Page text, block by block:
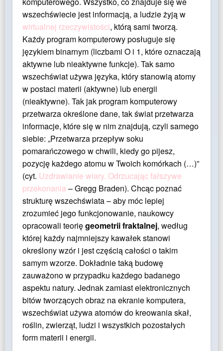
wszechświecie jest informacją, a ludzie żyją w
wirtualnej rzeczywistości, którą sami tworzą.
Każdy program komputerowy posługuje się
językiem binarnym (liczbami O i 1, które oznaczają
aktywne lub nieaktywne funkcje). Tak samo
wszechświat używa języka, który stanowią atomy
w postaci materii (aktywne) lub energii
(nieaktywne). Tak jak program komputerowy
przetwarza określone dane, tak świat przetwarza
informacje, które się w nim znajdują, czyli samego
siebie: „Przetwarza przepływ soku
pomarańczowego w chwili, kiedy go pijesz,
pozycję każdego atomu w Twoich komórkach (…)”
(cyt. Uzdrawianie wiary. Odrzucając fałszywe
przekonania– Gregg Braden). Chcąc poznać
strukturę wszechświata – aby móc lepiej
zrozumieć jego funkcjonowanie, naukowcy
opracowali teorięgeometrii fraktalnej, według
której każdy najmniejszy kawałek stanowi
określony wzór i jest częścią całości o takim
samym wzorze. Dokładnie taką budowę
zauważono w przypadku każdego badanego
aspektu natury. Jednak zamiast elektronicznych
bitów tworzących obraz na ekranie komputera,
wszechświat używa atomów do kreowania skał,
roślin, zwierząt, ludzi i wszystkich pozostałych
form materii i energii.